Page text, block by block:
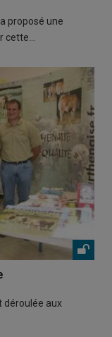
proposé une
cette…
déroulée aux